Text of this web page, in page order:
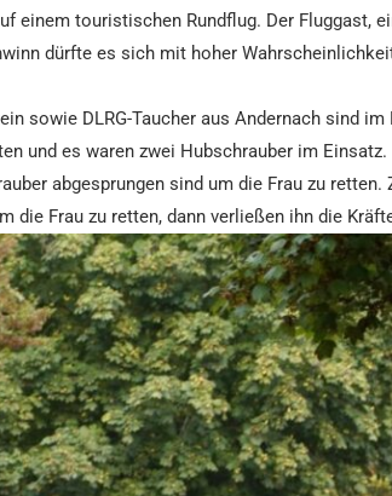
einem touristischen Rundflug. Der Fluggast,
dürfte es sich mit hoher
sowie DLRG-Taucher aus Andernach sind
und es waren zwei Hubschrauber im
abgesprungen sind um die Frau zu
die Frau zu retten, dann verließen ihn die